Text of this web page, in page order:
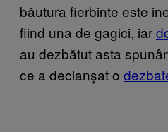
băutura fierbinte este
fiind una de gagici, iar
au dezbătut asta
ce a declanșat o